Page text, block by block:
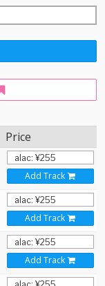
Price
Add Track
Add Track
Add Track